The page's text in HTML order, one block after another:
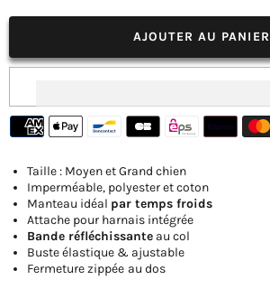
Manteau
Labrador
/
chiens
Manteau
Chien
Labrador
/
chiens
AJOUTER AU PANIER
Taille : Moyen et Grand chien
Imperméable, polyester et coton
Manteau idéal par temps froids
Attache pour harnais intégrée
Bande réfléchissante au col
Buste élastique & ajustable
Fermeture zippée au dos